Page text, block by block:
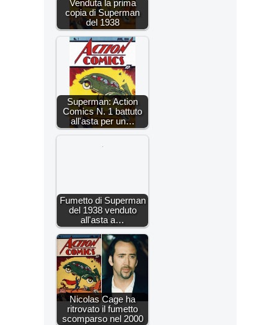
Venduta la prima
copia di Superman
del 1938
Superman: Action
Comics N. 1 battuto
all'asta per un…
Fumetto di Superman
del 1938 venduto
all'asta a…
Nicolas Cage ha
ritrovato il fumetto
scomparso nel 2000